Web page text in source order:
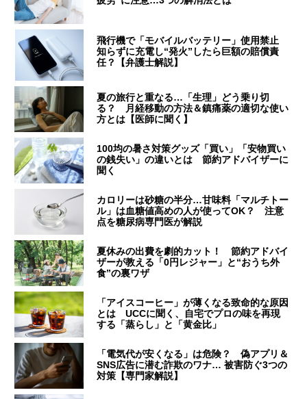
飛行機で「モバイルバッテリー」使用禁止
知らずに充電し“発火”したら巨額の賠償責
任？【弁護士解説】
夏の旅行と重なる…「生理」どう乗り切
る？ 月経移動の方法＆鎮痛薬の適切な使い
方とは【医師に聞く】
100均の暑さ対策グッズ「買い」「安物買い
の銭失い」の違いとは 節約アドバイザーに
聞く
カロリーは砂糖の半分…甘味料「マルチトー
ル」は血糖値高めの人が使ってOK？ 注意
点を糖尿病専門医が解説
夏休みの出費を劇的カット！ 節約アドバイ
ザーが教える「0円レジャー」と“おうち外
食”の裏ワザ
「アイスコーヒー」が薄くなる致命的な原因
とは UCCに聞く、自宅でプロの味を再現
する「蒸らし」と「黄金比」
「電気代が安くなる」は危険？ 偽アプリ＆
SNS広告に潜む詐欺のワナ… 被害防ぐ3つの
対策【専門家解説】